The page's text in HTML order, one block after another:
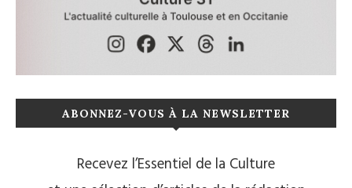
ABONNEZ-VOUS À LA NEWSLETTER
Recevez l’Essentiel de la Culture